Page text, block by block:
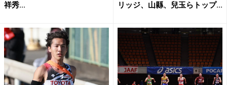
祥秀...
リッジ、山縣、兒玉らトップ...